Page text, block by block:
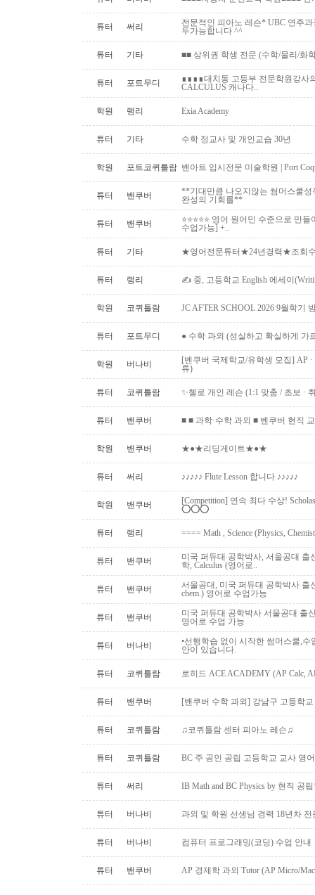
튜터 써리
전문적인 피아노 레슨* UBC 연주
두가능합니다 ^^
튜터 기타 ■■ 상위권 학생 전문 (수학/물리/화
튜터 포트무디
∎∎∎∎대치동 고등부 전문학원강사
CALCULUS 캐나다..
학원 랭리 Exia Academy
튜터 기타 수학 정교사 및 개인교습 30년
학원 포트코퀴틀람 밴아트 입시전문 미술학원 | Port
튜터 밴쿠버
**기대만큼 나오지않는 썸머스쿨
완성의 기회를**
튜터 밴쿠버
⭐⭐⭐⭐⭐ 영어 원어민 수준으로
수업가능] +..
튜터 기타 ★영어전문튜터★24년경력★조회
튜터 랭리 ✍ 중, 고등학교 English 에세이
학원 코퀴틀람 JC AFTER SCHOOL 2026 9월학기
튜터 포트무디 ● 수학 과외 (성실하고 확실하게 가
학원 버나비
[벤쿠버 국제학교/유학생 모집] AP ·
류)
튜터 코퀴틀람 ✨첼로 개인 레슨 (1:1 맞춤 / 초보 ·
튜터 밴쿠버 ■ ■ 과학·수학 과외 ■ 벤쿠버 현직
학원 밴쿠버 ★●★리딩게이트★●★
튜터 써리 ♪♪♪♪♪ Flute Lesson 합니다 ♪♪♪♪♪
학원 밴쿠버
[Competition] 연속 최다 수상!
⭕️⭕️⭕️
튜터 랭리 ==== Math , Science (Physics,
튜터 밴쿠버
미국 퍼듀대 공학박사, 서울공대 출
학, Calculus (영어로..
튜터 밴쿠버
서울공대, 미국 퍼듀대 공학박사 출
chem.) 영어로 수업가능
튜터 밴쿠버
미국 퍼듀대 공학박사 서울공대 출
영어로 수업 가능
튜터 버나비
•선행학습 없이 시작한 썸머스쿨,
안이 있습니다.
튜터 코퀴틀람 로히드 ACE ACADEMY (AP Calc,
튜터 밴쿠버 [밴쿠버 수학 과외] 강남구 고등학
튜터 코퀴틀람 ♫코퀴틀람 센터 피아노 레슨♫
튜터 코퀴틀람 BC 주 공인 공립 고등학교 교사 영
튜터 써리 IB Math and BC Physics by 현직 공
튜터 버나비 과외 및 학원 선생님 경력 18년차
튜터 버나비 컴퓨터 프로그래밍(코딩) 수업 안내
튜터 밴쿠버 AP 경제학 과외 Tutor (AP Micro/